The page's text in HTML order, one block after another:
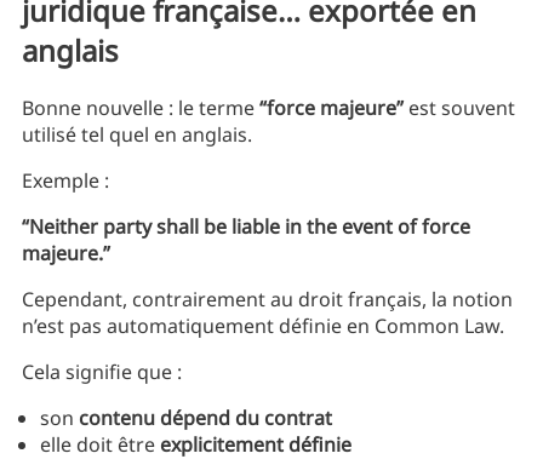
juridique française… exportée en
anglais
Bonne nouvelle : le terme“force majeure”est souvent
utilisé tel quel en anglais.
Exemple :
“Neither party shall be liable in the event of force
majeure.”
Cependant, contrairement au droit français, la notion
n’est pas automatiquement définie en Common Law.
Cela signifie que :
son contenu dépend du contrat
elle doit être explicitement définie